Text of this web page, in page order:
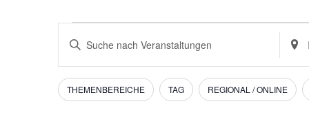
Veranstaltungen
Suche
und
Bitte
Schlüsselwort
Suche
nach
Veranstaltungen
Schlüsselwort.
Suche
nach
Filter
Das
Ändern
THEMENBEREICHE TAG REGIONAL / ONLINE